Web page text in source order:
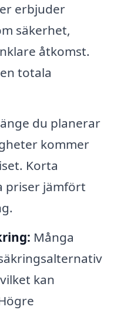
erbjuder
säkerhet,
åtkomst.
totala
du planerar
kommer
Korta
priser jämfört
Många
kan